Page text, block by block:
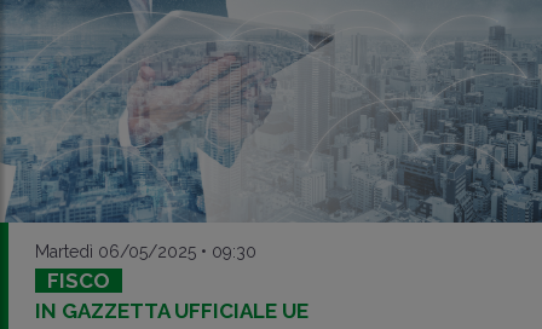
Martedì 06/05/2025 • 09:30
FISCO
IN GAZZETTA UFFICIALE UE